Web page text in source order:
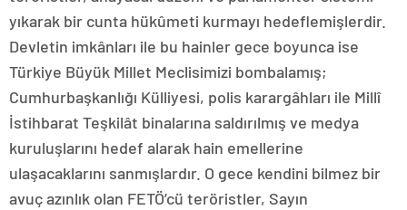
yıkarak bir cunta hükûmeti kurmayı hedeflemişlerdir.
Devletin imkânları ile bu hainler gece boyunca ise
Türkiye Büyük Millet Meclisimizi bombalamış;
Cumhurbaşkanlığı Külliyesi, polis karargâhları ile Millî
İstihbarat Teşkilât binalarına saldırılmış ve medya
kuruluşlarını hedef alarak hain emellerine
ulaşacaklarını sanmışlardır. O gece kendini bilmez bir
avuç azınlık olan FETÖ’cü teröristler, Sayın